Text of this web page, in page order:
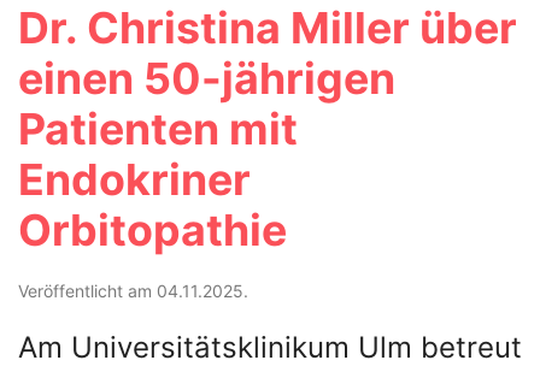
Dr. Christina Miller über
einen 50-jährigen
Patienten mit
Endokriner
Orbitopathie
Veröffentlicht am 04.11.2025.
Am Universitätsklinikum Ulm betreut